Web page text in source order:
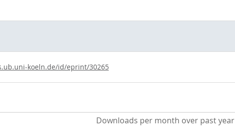
koeln.de/id/eprint/30265
Downloads per month over past year